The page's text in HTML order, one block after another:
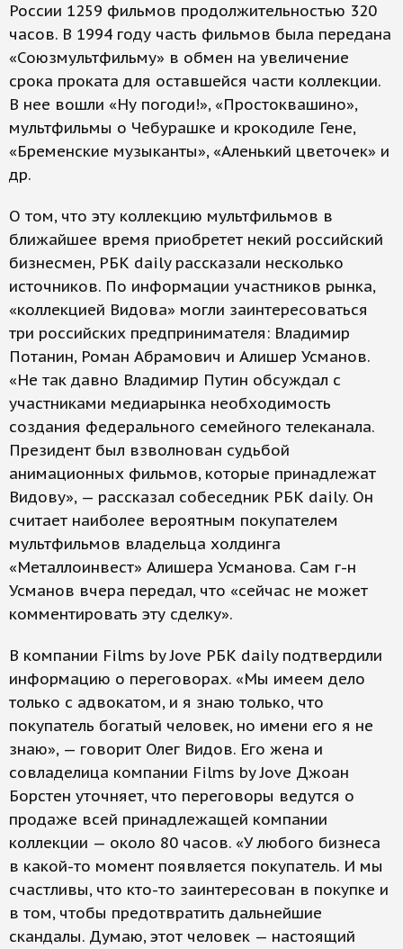
России 1259 фильмов продолжительностью 320
часов. В 1994 году часть фильмов была передана
«Союзмультфильму» в обмен на увеличение
срока проката для оставшейся части коллекции.
В нее вошли «Ну погоди!», «Простоквашино»,
мультфильмы о Чебурашке и крокодиле Гене,
«Бременские музыканты», «Аленький цветочек» и
др.
О том, что эту коллекцию мультфильмов в
ближайшее время приобретет некий российский
бизнесмен, РБК daily рассказали несколько
источников. По информации участников рынка,
«коллекцией Видова» могли заинтересоваться
три российских предпринимателя: Владимир
Потанин, Роман Абрамович и Алишер Усманов.
«Не так давно Владимир Путин обсуждал с
участниками медиарынка необходимость
создания федерального семейного телеканала.
Президент был взволнован судьбой
анимационных фильмов, которые принадлежат
Видову», — рас­сказал собеседник РБК daily. Он
считает наиболее вероятным покупателем
мультфильмов владельца холдинга
«Металлоинвест» Алишера Усманова. Сам г-н
Усманов вчера передал, что «сейчас не может
комментировать эту сделку».
В компании Films by Jove РБК daily подтвердили
информацию о переговорах. «Мы имеем дело
только с адвокатом, и я знаю только, что
покупатель богатый человек, но имени его я не
знаю», — говорит Олег Видов. Его жена и
совладелица компании Films by Jove Джоан
Борстен уточняет, что переговоры ведутся о
продаже всей принадлежащей компании
коллекции — около 80 часов. «У любого бизнеса
в какой-то момент появляется покупатель. И мы
счастливы, что кто-то заинтересован в покупке и
в том, чтобы предотвратить дальнейшие
скандалы. Думаю, этот человек — настоящий